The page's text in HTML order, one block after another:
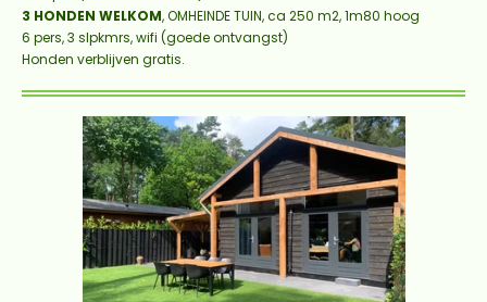
3 HONDEN WELKOM, OMHEINDE TUIN, ca 250 m2, 1m80 hoog
6 pers, 3 slpkmrs, wifi (goede ontvangst)
Honden verblijven gratis.